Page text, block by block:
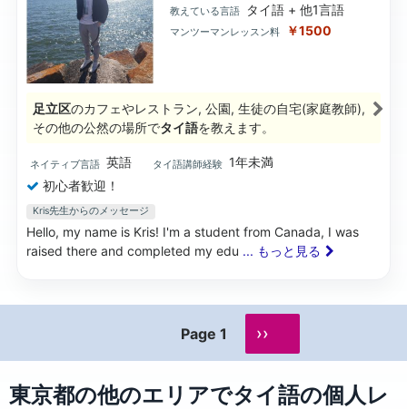
教えている言語 タイ語 + 他1言語
マンツーマンレッスン料 ￥1500
足立区のカフェやレストラン, 公園, 生徒の自宅(家庭教師),
その他の公然の場所でタイ語を教えます。
ネイティブ言語 英語 タイ語講師経験 1年未満
初心者歓迎！
Kris先生からのメッセージ
Hello, my name is Kris! I'm a student from Canada, I was
raised there and completed my edu ... もっと見る
Page 1 ››
東京都の他のエリアでタイ語の個人レ